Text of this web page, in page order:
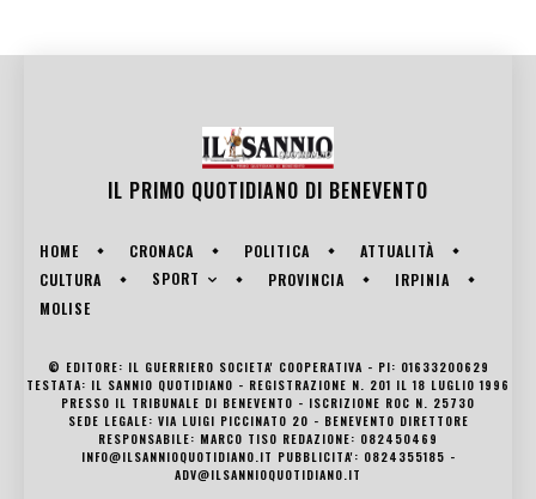
IL PRIMO QUOTIDIANO DI BENEVENTO
HOME CRONACA POLITICA
ATTUALITÀ
CULTURA
SPORT PROVINCIA
IRPINIA
MOLISE
© EDITORE: IL GUERRIERO SOCIETA' COOPERATIVA - PI: 01633200629
TESTATA: IL SANNIO QUOTIDIANO - REGISTRAZIONE N. 201 IL 18 LUGLIO 1996
PRESSO IL TRIBUNALE DI BENEVENTO - ISCRIZIONE ROC N. 25730
SEDE LEGALE: VIA LUIGI PICCINATO 20 - BENEVENTO DIRETTORE
RESPONSABILE: MARCO TISO REDAZIONE: 082450469
INFO@ILSANNIOQUOTIDIANO.IT PUBBLICITA': 0824355185 -
ADV@ILSANNIOQUOTIDIANO.IT